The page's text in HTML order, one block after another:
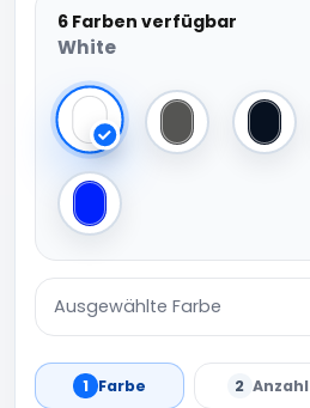
6 Farben verfügbar
White
White Dark Grey Black
Royal
Ausgewählte Farbe
1 Farbe 2 Anzahl